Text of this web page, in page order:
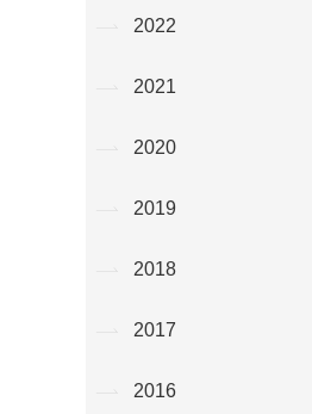
2022
2021
2020
2019
2018
2017
2016